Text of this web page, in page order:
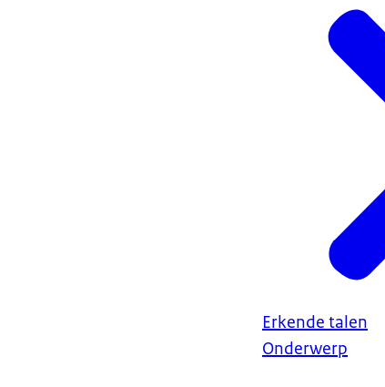
Erkende talen
Onderwerp